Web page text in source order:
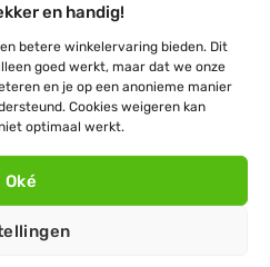
en handig!
betere winkelervaring bieden. Dit
goed werkt, maar dat we onze
en je op een anonieme manier
Cookies weigeren kan
optimaal werkt.
Oké
binnen 24 uur
(maandag t/m vrijdag)
ons een 9,4op basis van